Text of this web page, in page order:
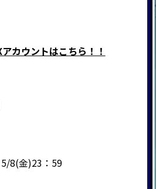
カウントはこちら！！
8(金)23：59